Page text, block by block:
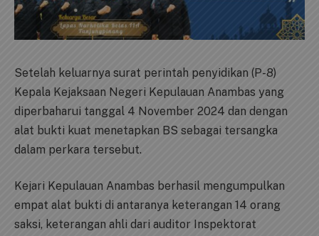
Setelah keluarnya surat perintah penyidikan (P-8)
Kepala Kejaksaan Negeri Kepulauan Anambas yang
diperbaharui tanggal 4 November 2024 dan dengan
alat bukti kuat menetapkan BS sebagai tersangka
dalam perkara tersebut.
Kejari Kepulauan Anambas berhasil mengumpulkan
empat alat bukti di antaranya keterangan 14 orang
saksi, keterangan ahli dari auditor Inspektorat